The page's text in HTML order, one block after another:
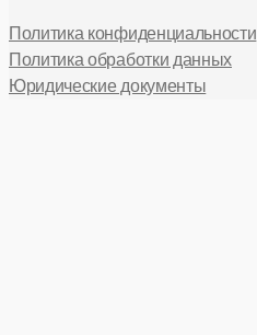
Политика конфиденциальности
Политика обработки данных
Юридические документы